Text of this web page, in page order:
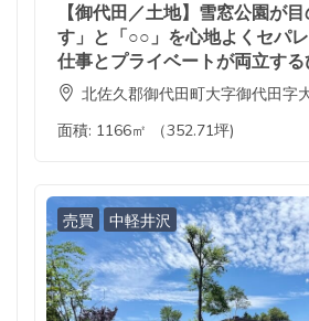
【御代田／土地】雪窓公園が
す」と「○○」を心地よくセパ
仕事とプライベートが両立する
北佐久郡御代田町大字御代田字
面積: 1166㎡ （352.71坪)
売買 中軽井沢